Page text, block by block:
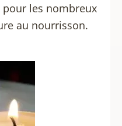
les nombreux
au nourrisson.